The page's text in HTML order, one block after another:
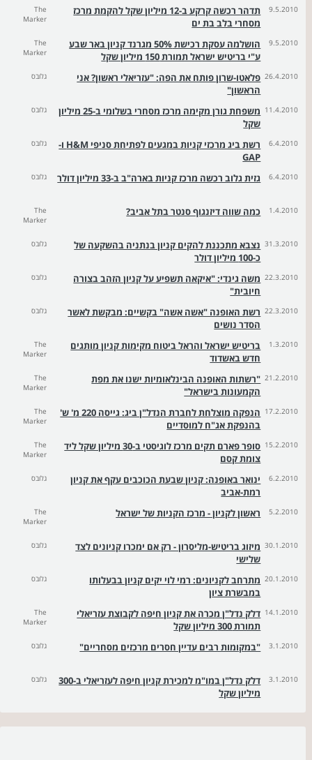
9.5.2010
תדהר רכשה קרקע ב-12 מיליון שקל להקמת מרכז
מסחרי בלב בת ים
The
Marker
9.5.2010
הושלמה עסקת רכישת 50% מגרנד קניון באר שבע
ע"י בריטיש ישראל תמורת 150 מיליון שקל
The
Marker
26.4.2010 פלאטו-שרון פותח את הפה: "עזריאלי ראשון? אני
הראשון"
גלובס
11.4.2010
משפחת גורן מקימה מרכז מסחרי בשלומי ב-25 מיליון
שקל
גלובס
6.4.2010
רשת ביג מרכזי קניות במגעים לפתיחת סניפי H&M ו-
GAP
גלובס
6.4.2010 גזית גלוב רכשה מרכז קניות בארה"ב ב-33 מיליון דולר גלובס
1.4.2010 כמה שווה דיזנגוף סנטר בתל אביב?
The
Marker
31.3.2010 נצבא מתכננת להקים קניון בנתניה בהשקעה של
כ-100 מיליון דולר
גלובס
22.3.2010 משה גינדי: "איקאה תשפיע על קניון הזהב בצורה
חיובית"
גלובס
22.3.2010 רשת האופנה "אשה אשה" בקשיים: מבקשת לאשר
הסדר נושים
גלובס
1.3.2010
בריטיש ישראל והראל ביטוח מקימות קניון מותגים
חדש באשדוד
The
Marker
21.2.2010 "רשתות האופנה הבינלאומיות ישנו את מפת
הקמעונות בישראל"
The
Marker
17.2.2010
הנפקה מוצלחת לחברת הנדל"ן ביג: גייסה 220 מ' ש'
בהנפקת אג"ח למוסדיים
The
Marker
15.2.2010
סופר פארם תקים מרכז לוגיסטי ב-30 מיליון שקל ליד
צומת קסם
The
Marker
6.2.2010
ינואר באופנה: קניון שבעת הכוכבים עקף את קניון
רמת-אביב
גלובס
5.2.2010 ראשון לקניון - מרכז הקניות של ישראל
The
Marker
30.1.2010 מיזוג בריטיש-מליסרון - רק אם ימכרו קניונים לצד
שלישי
גלובס
20.1.2010 מתרחב לקניונים: רמי לוי יקים קניון בבעלותו
במבשרת ציון
גלובס
14.1.2010 דלק נדל"ן מכרה את קניון חיפה לקבוצת עזריאלי
תמורת 300 מיליון שקל
The
Marker
3.1.2010 "במקומות רבים עדיין חסרים מרכזים מסחריים" גלובס
3.1.2010
דלק נדל"ן במו"מ למכירת קניון חיפה לעזריאלי ב-300
מיליון שקל
גלובס